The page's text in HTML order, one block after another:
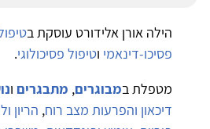
הילה אורן אלידורט עוסקת ב
פסיכו-דינאמי וטיפול פסיכולוגי.
מטפלת במבוגרים, מתבגרים ו
דיכאון והפרעות מצב רוח, הריון